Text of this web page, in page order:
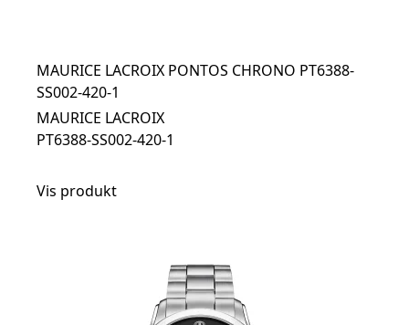
MAURICE LACROIX PONTOS CHRONO PT6388-
SS002-420-1
MAURICE LACROIX
PT6388-SS002-420-1
Vis produkt